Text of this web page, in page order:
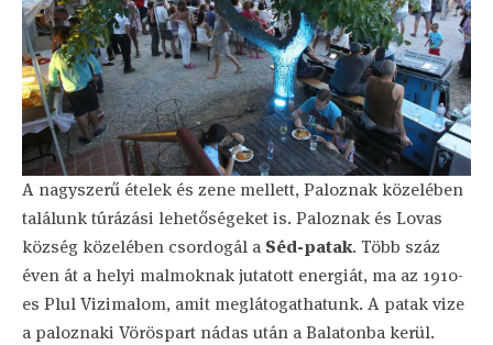
A nagyszerű ételek és zene mellett, Paloznak közelében
találunk túrázási lehetőségeket is. Paloznak és Lovas
község közelében csordogál a Séd-patak. Több száz
éven át a helyi malmoknak jutatott energiát, ma az 1910-
es Plul Vizimalom, amit meglátogathatunk. A patak vize
a paloznaki Vöröspart nádas után a Balatonba kerül.